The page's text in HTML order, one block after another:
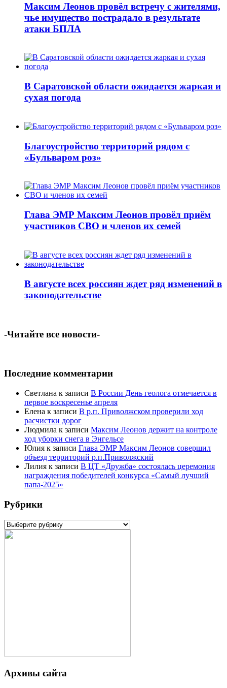
Максим Леонов провёл встречу с жителями,
чье имущество пострадало в результате
атаки БПЛА
В Саратовской области ожидается жаркая и
сухая погода
Благоустройство территорий рядом с
«Бульваром роз»
Глава ЭМР Максим Леонов провёл приём
участников СВО и членов их семей
В августе всех россиян ждет ряд изменений в
законодательстве
-Читайте все новости-
Последние комментарии
Светлана к записи В России День геолога отмечается в
первое воскресенье апреля
Елена к записи В р.п. Приволжском проверили ход
расчистки дорог
Людмила к записи Максим Леонов держит на контроле
ход уборки снега в Энгельсе
Юлия к записи Глава ЭМР Максим Леонов совершил
объезд территорий р.п.Приволжский
Лилия к записи В ЦТ «Дружба» состоялась церемония
награждения победителей конкурса «Самый лучший
папа-2025»
Рубрики
Рубрики
Архивы сайта